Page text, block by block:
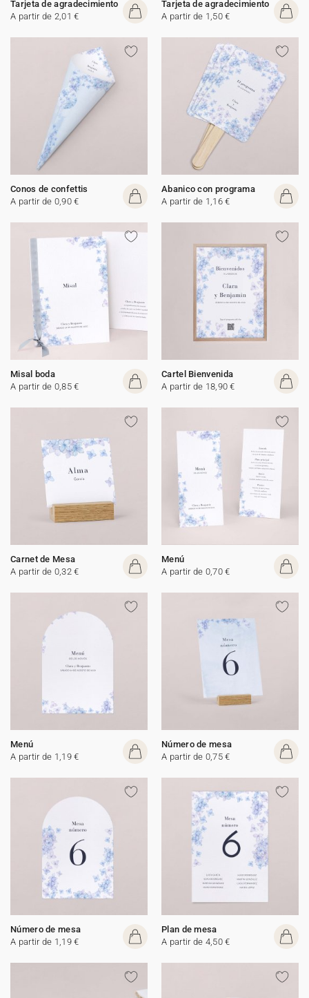
Tarjeta de agradecimiento
A partir de 2,01 €
Tarjeta de agradecimiento
A partir de 1,50 €
Conos de confettis
A partir de 0,90 €
Abanico con programa
A partir de 1,16 €
Misal boda
A partir de 0,85 €
Cartel Bienvenida
A partir de 18,90 €
Carnet de Mesa
A partir de 0,32 €
Menú
A partir de 0,70 €
Menú
A partir de 1,19 €
Número de mesa
A partir de 0,75 €
Número de mesa
A partir de 1,19 €
Plan de mesa
A partir de 4,50 €